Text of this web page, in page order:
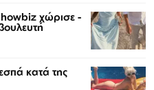
χώρισε -
κατά της